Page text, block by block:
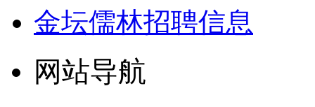
金坛儒林招聘信息
网站导航